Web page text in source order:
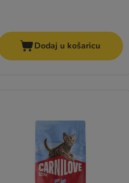
Dodaj u košaricu